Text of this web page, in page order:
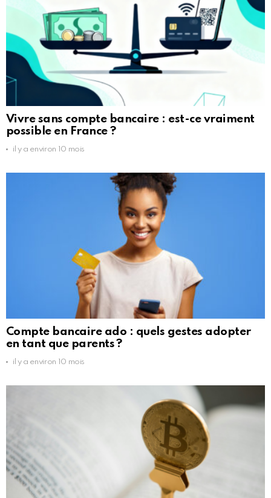
Vivre sans compte bancaire : est-ce vraiment
possible en France ?
il y a environ 10 mois
Compte bancaire ado : quels gestes adopter
en tant que parents ?
il y a environ 10 mois